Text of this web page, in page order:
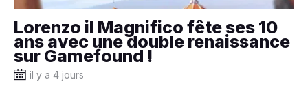
Lorenzo il Magnifico fête ses 10
ans avec une double renaissance
sur Gamefound !
il y a 4 jours